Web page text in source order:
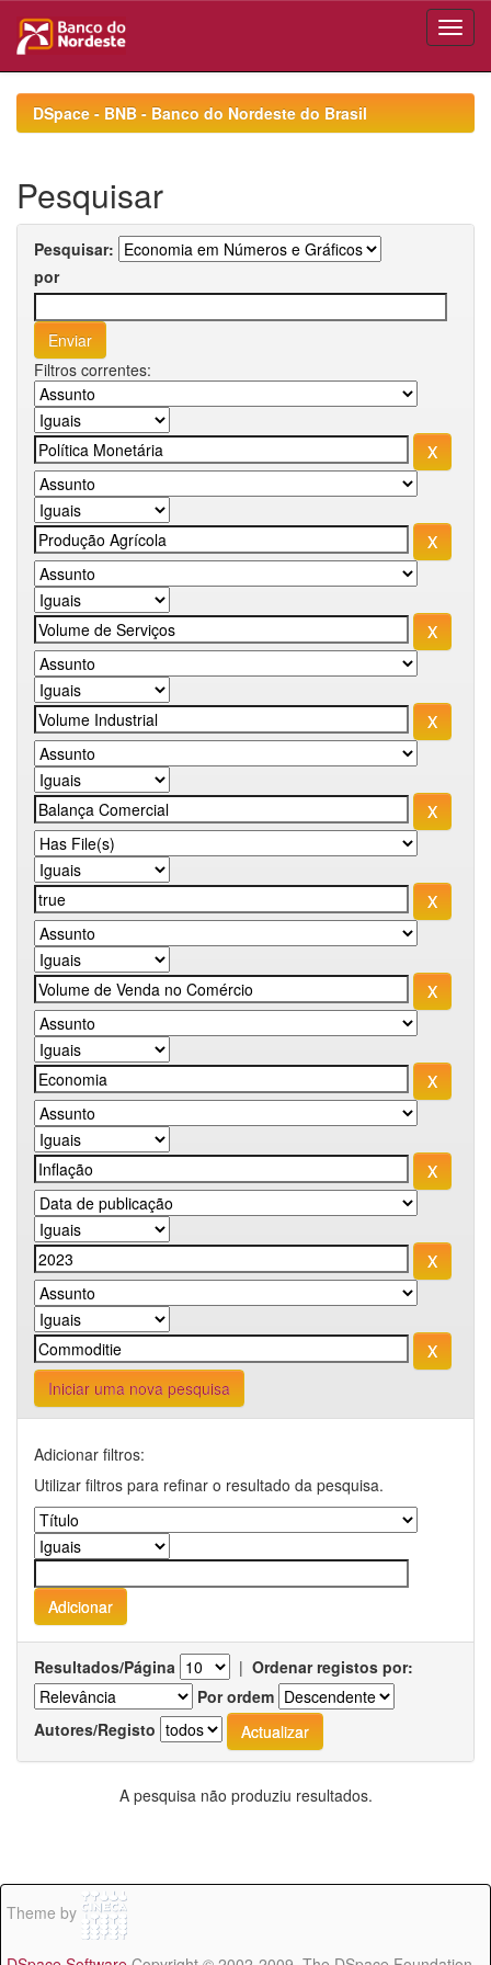
navigationDSpace - BNB - Banco do Nordeste do Brasil
Pesquisar
Pesquisar:
por
Filtros correntes:
Iniciar uma nova pesquisa
Adicionar filtros:
Utilizar filtros para refinar o resultado da pesquisa.
Resultados/Página | Ordenar registos por:
Por ordem
Autores/Registo
A pesquisa não produziu resultados.
Theme by